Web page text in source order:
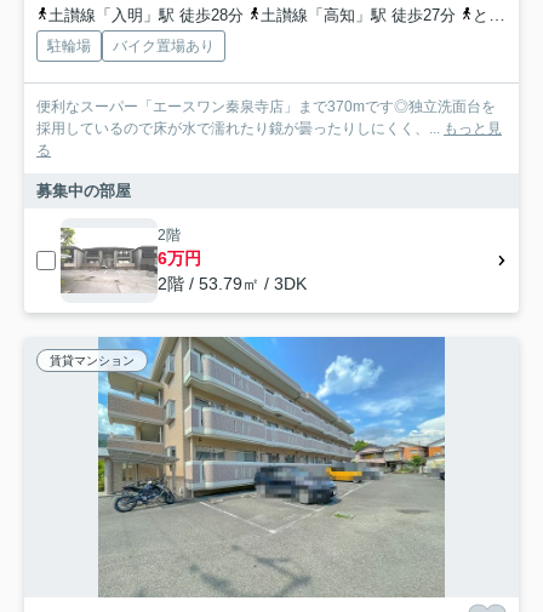
土讃線「入明」駅 徒歩28分
土讃線「高知」駅 徒歩27分 とさでん交通桟橋線「高知橋」駅 徒歩33分
駐輪場 バイク置場あり
便利なスーパー「エースワン秦泉寺店」まで370mです◎独立洗面台を
採用しているので床が水で濡れたり鏡が曇ったりしにくく、... もっと見
る
募集中の部屋
2階
6万円
2階 / 53.79㎡ / 3DK
賃貸マンション